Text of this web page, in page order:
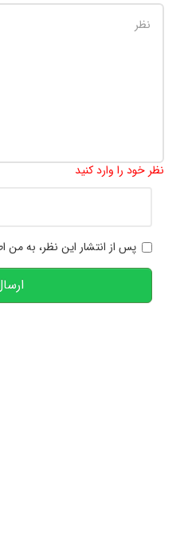
نظر خود را وارد کنید
پس از انتشار این نظر، به من